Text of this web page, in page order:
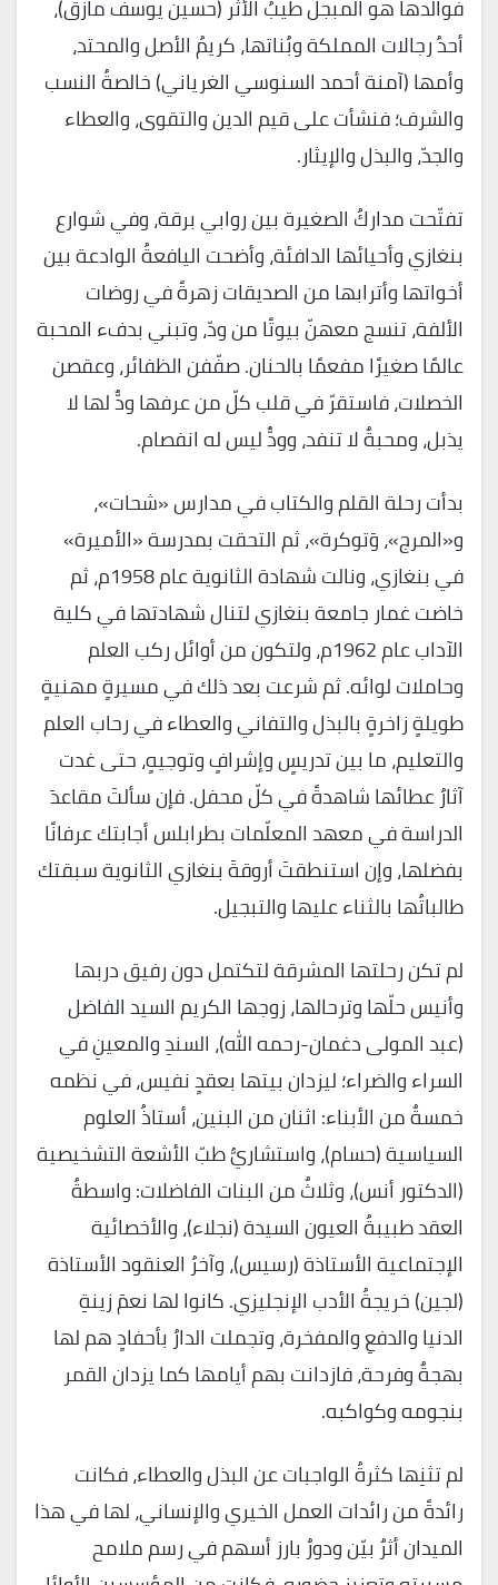
فوالدها هو المبجل طيبُ الأثر (حسين يوسف مازق)،
أحدُ رجالات المملكة وبُناتها، كريمُ الأصل والمحتد،
وأمها (آمنة أحمد السنوسي الغرياني) خالصةُ النسب
والشرف؛ فنشأت على قيم الدين والتقوى، والعطاء
والجدّ، والبذل والإيثار.
تفتّحت مداركُ الصغيرة بين روابي برقة، وفي شوارع
بنغازي وأحيائها الدافئة، وأضحت اليافعةُ الوادعة بين
أخواتها وأترابها من الصديقات زهرةً في روضات
الألفة، تنسج معهنّ بيوتًا من ودّ، وتبني بدفء المحبة
عالمًا صغيرًا مفعمًا بالحنان. صفّفن الظفائر، وعقصن
الخصلات، فاستقرّ في قلب كلّ من عرفها ودٌّ لها لا
يذبل، ومحبةٌ لا تنفد، وودٌّ ليس له انفصام.
بدأت رحلة القلم والكتاب في مدارس «شحات»،
و«المرج»، وَتوكرة»، ثم التحقت بمدرسة «الأميرة»
في بنغازي، ونالت شهادة الثانوية عام 1958م، ثم
خاضت غمار جامعة بنغازي لتنال شهادتها في كلية
الآداب عام 1962م، ولتكون من أوائل ركب العلم
وحاملات لوائه. ثم شرعت بعد ذلك في مسيرةٍ مهنيةٍ
طويلةٍ زاخرةٍ بالبذل والتفاني والعطاء في رحاب العلم
والتعليم، ما بين تدريسٍ وإشرافٍ وتوجيهٍ، حتى غدت
آثارُ عطائها شاهدةً في كلّ محفل. فإن سألتَ مقاعدَ
الدراسة في معهد المعلّمات بطرابلس أجابتك عرفانًا
بفضلها، وإن استنطقتَ أروقةَ بنغازي الثانوية سبقتك
طالباتُها بالثناء عليها والتبجيل.
لم تكن رحلتها المشرقة لتكتمل دون رفيق دربها
وأنيس حلّها وترحالها، زوجها الكريم السيد الفاضل
(عبد المولى دغمان-رحمه الله)، السندِ والمعينِ في
السراء والضراء؛ ليزدان بيتها بعقدٍ نفيس، في نظمه
خمسةٌ من الأبناء: اثنان من البنين، أستاذُ العلوم
السياسية (حسام)، واستشاريُّ طبّ الأشعة التشخيصية
(الدكتور أنس)، وثلاثٌ من البنات الفاضلات: واسطةُ
العقد طبيبةُ العيون السيدة (نجلاء)، والأخصائية
الإجتماعية الأستاذة (رسيس)، وآخرُ العنقود الأستاذة
(لجين) خريجةُ الأدب الإنجليزي. كانوا لها نعمَ زينةِ
الدنيا والدفعِ والمفخرة، وتجملت الدارُ بأحفادٍ هم لها
بهجةٌ وفرحة، فازدانت بهم أيامها كما يزدان القمر
بنجومه وكواكبه.
لم تثنِها كثرةُ الواجبات عن البذل والعطاء، فكانت
رائدةً من رائدات العمل الخيري والإنساني، لها في هذا
الميدان أثرٌ بيّن ودورٌ بارز أسهم في رسم ملامح